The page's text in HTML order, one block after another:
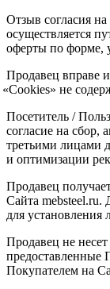
Отзыв согласия
осуществляется
оферты по форме,
Продавец вправе
«Cookies» не
Посетитель /
согласие на сбор,
третьими лицами
и оптимизации
Продавец
Сайта mebsteel.ru.
для установления
Продавец не несет
предоставленные
Покупателем на